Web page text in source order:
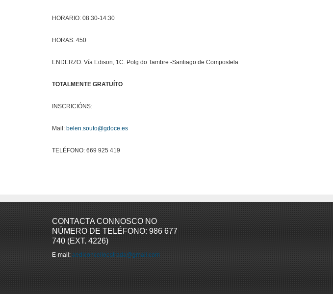
HORARIO: 08:30-14:30
HORAS: 450
ENDERZO: Vía Edison, 1C. Polg do Tambre -Santiago de Compostela
TOTALMENTE GRATUÍTO
INSCRICIÓNS:
Mail: belen.souto@gdoce.es
TELÉFONO: 669 925 419
CONTACTA CONNOSCO NO
NÚMERO DE TELÉFONO: 986 677
740 (EXT. 4226)
E-mail: aedlconcelloestrada@gmail.com